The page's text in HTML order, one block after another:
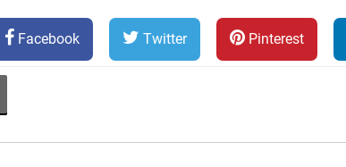
Facebook Twitter Pinterest